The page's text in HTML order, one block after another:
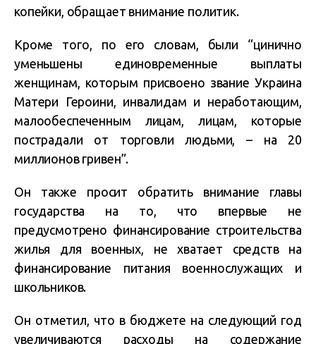
копейки, обращает внимание политик.
Кроме того, по его словам, были “цинично
уменьшены единовременные выплаты
женщинам, которым присвоено звание Украина
Матери Героини, инвалидам и неработающим,
малообеспеченным лицам, лицам, которые
пострадали от торговли людьми, – на 20
миллионов гривен”.
Он также просит обратить внимание главы
государства на то, что впервые не
предусмотрено финансирование строительства
жилья для военных, не хватает средств на
финансирование питания военнослужащих и
школьников.
Он отметил, что в бюджете на следующий год
увеличиваются расходы на содержание